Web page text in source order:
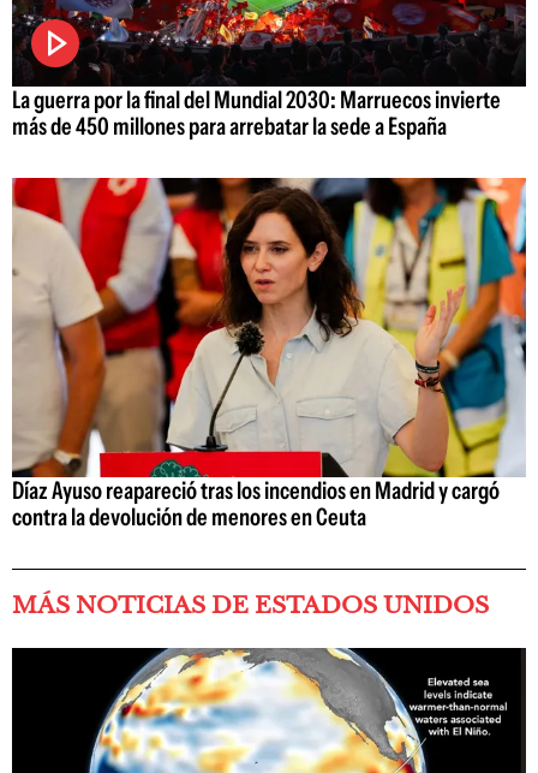
La guerra por la final del Mundial 2030: Marruecos invierte
más de 450 millones para arrebatar la sede a España
Díaz Ayuso reapareció tras los incendios en Madrid y cargó
contra la devolución de menores en Ceuta
MÁS NOTICIAS DE ESTADOS UNIDOS